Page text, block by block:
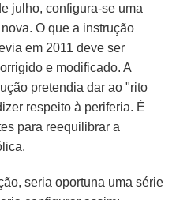
julho, configura-se uma
O que a instrução
em 2011 deve ser
e modificado. A
pretendia dar ao "rito
respeito à periferia. É
para reequilibrar a
seria oportuna uma série